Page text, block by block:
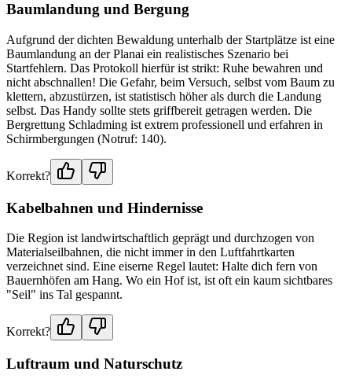
Baumlandung und Bergung
Aufgrund der dichten Bewaldung unterhalb der Startplätze ist eine
Baumlandung an der Planai ein realistisches Szenario bei
Startfehlern. Das Protokoll hierfür ist strikt: Ruhe bewahren und
nicht abschnallen! Die Gefahr, beim Versuch, selbst vom Baum zu
klettern, abzustürzen, ist statistisch höher als durch die Landung
selbst. Das Handy sollte stets griffbereit getragen werden. Die
Bergrettung Schladming ist extrem professionell und erfahren in
Schirmbergungen (Notruf: 140).
Korrekt?
Kabelbahnen und Hindernisse
Die Region ist landwirtschaftlich geprägt und durchzogen von
Materialseilbahnen, die nicht immer in den Luftfahrtkarten
verzeichnet sind. Eine eiserne Regel lautet: Halte dich fern von
Bauernhöfen am Hang. Wo ein Hof ist, ist oft ein kaum sichtbares
"Seil" ins Tal gespannt.
Korrekt?
Luftraum und Naturschutz